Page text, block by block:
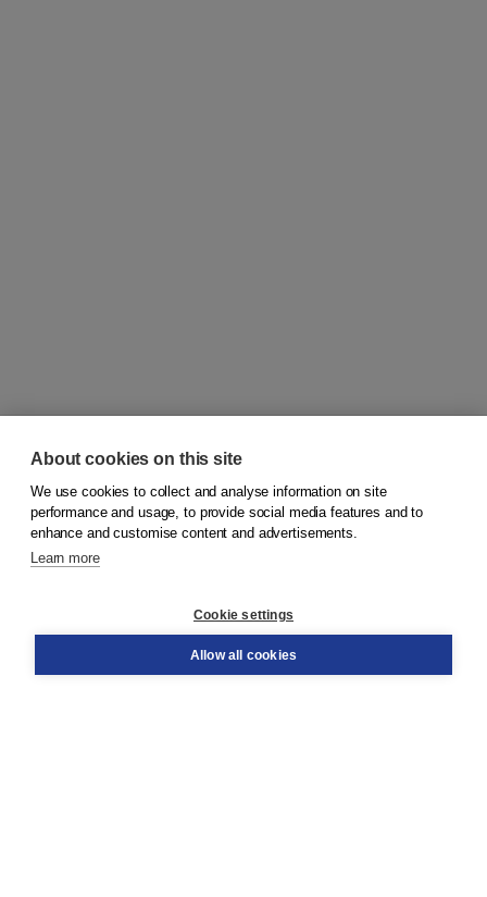
© 2026Koninklijke Boom uitgevers
Order
About cookies on this site
We use cookies to collect and analyse information on site
performance and usage, to provide social media features and to
enhance and customise content and advertisements.
Learn more
Cookie settings
Allow all cookies